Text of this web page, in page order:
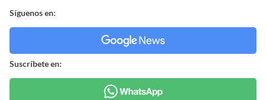
Síguenos en:
Suscríbete en: